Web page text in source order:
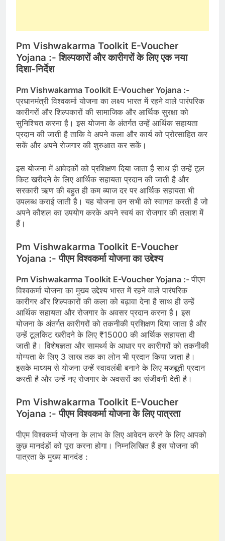
Pm Vishwakarma Toolkit E-Voucher
Yojana :- शिल्पकारों और कारीगरों के लिए एक नया
दिशा-निर्देश
Pm Vishwakarma Toolkit E-Voucher Yojana :-
प्रधानमंत्री विश्वकर्मा योजना का लक्ष्य भारत में रहने वाले पारंपरिक
कारीगरों और शिल्पकारों की सामाजिक और आर्थिक सुरक्षा को
सुनिश्चित करना है। इस योजना के अंतर्गत उन्हें आर्थिक सहायता
प्रदान की जाती है ताकि वे अपने कला और कार्य को प्रोत्साहित कर
सकें और अपने रोजगार की शुरुआत कर सकें।
इस योजना में आवेदकों को प्रशिक्षण दिया जाता है साथ ही उन्हें टूल
किट खरीदने के लिए आर्थिक सहायता प्रदान की जाती है और
सरकारी ऋण की बहुत ही कम ब्याज दर पर आर्थिक सहायता भी
उपलब्ध कराई जाती है। यह योजना उन सभी को स्वागत करती है जो
अपने कौशल का उपयोग करके अपने स्वयं का रोजगार की तलाश में
हैं।
Pm Vishwakarma Toolkit E-Voucher
Yojana :-पीएम विश्वकर्मा योजना का उद्देश्य
Pm Vishwakarma Toolkit E-Voucher Yojana :-पीएम
विश्वकर्मा योजना का मुख्य उद्देश्य भारत में रहने वाले पारंपरिक
कारीगर और शिल्पकारों की कला को बढ़ावा देना है साथ ही उन्हें
आर्थिक सहायता और रोजगार के अवसर प्रदान करना है। इस
योजना के अंतर्गत कारीगरों को तकनीकी प्रशिक्षण दिया जाता है और
उन्हें टूलकिट खरीदने के लिए ₹15000 की आर्थिक सहायता दी
जाती है। विशेषज्ञता और सामर्थ्य के आधार पर कारीगरों को तकनीकी
योग्यता के लिए 3 लाख तक का लोन भी प्रदान किया जाता है।
इसके माध्यम से योजना उन्हें स्वावलंबी बनाने के लिए मजबूती प्रदान
करती है और उन्हें नए रोजगार के अवसरों का संजीवनी देती है।
Pm Vishwakarma Toolkit E-Voucher
Yojana :- पीएम विश्वकर्मा योजना के लिए पात्रता
पीएम विश्वकर्मा योजना के लाभ के लिए आवेदन करने के लिए आपको
कुछ मानदंडों को पूरा करना होगा। निम्नलिखित हैं इस योजना की
पात्रता के मुख्य मानदंड :